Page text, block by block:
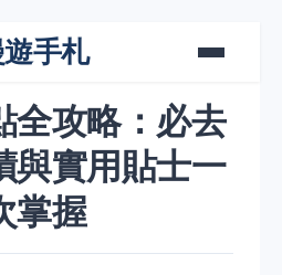
手札
全攻略：必去
與實用貼士一
掌握